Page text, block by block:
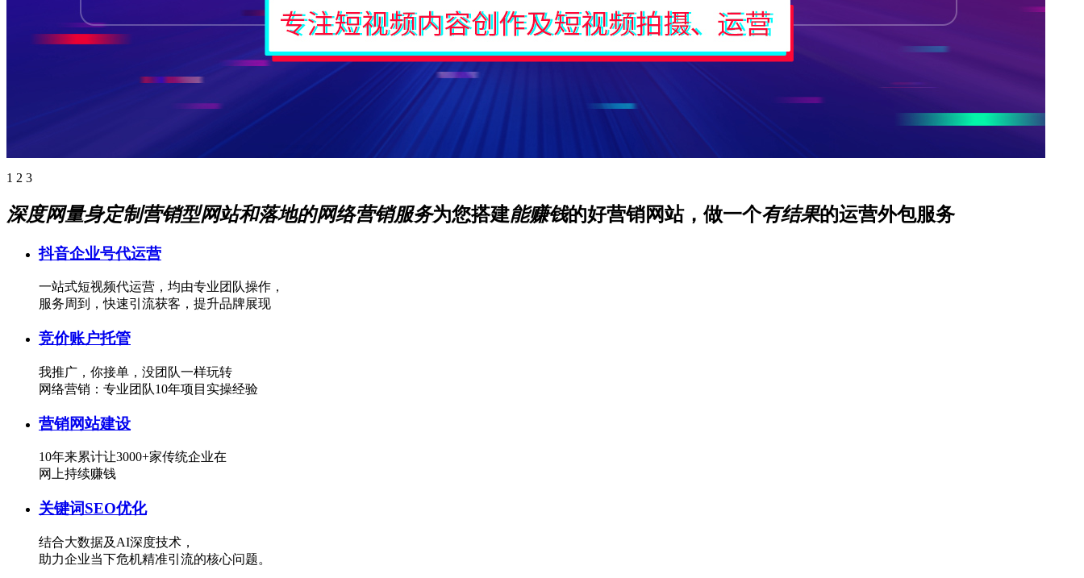
1 2 3
深度网量身定制营销型网站和落地的网络营销服务为您搭建能赚钱的好营销网站，做一个有结果的运营外包服务
抖音企业号代运营
一站式短视频代运营，均由专业团队操作，
服务周到，快速引流获客，提升品牌展现
竞价账户托管
我推广，你接单，没团队一样玩转
网络营销：专业团队10年项目实操经验
营销网站建设
10年来累计让3000+家传统企业在
网上持续赚钱
关键词SEO优化
结合大数据及AI深度技术，
助力企业当下危机精准引流的核心问题。